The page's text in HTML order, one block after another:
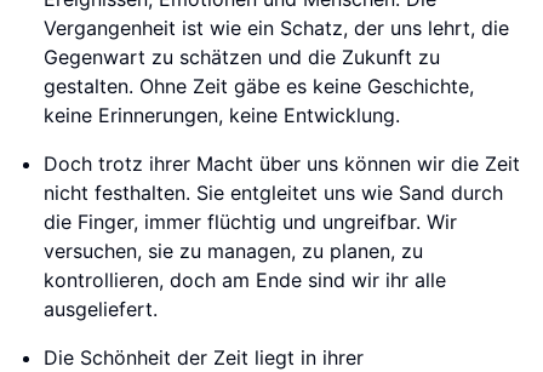
Vergangenheit ist wie ein Schatz, der uns lehrt, die
Gegenwart zu schätzen und die Zukunft zu
gestalten. Ohne Zeit gäbe es keine Geschichte,
keine Erinnerungen, keine Entwicklung.
Doch trotz ihrer Macht über uns können wir die Zeit
nicht festhalten. Sie entgleitet uns wie Sand durch
die Finger, immer flüchtig und ungreifbar. Wir
versuchen, sie zu managen, zu planen, zu
kontrollieren, doch am Ende sind wir ihr alle
ausgeliefert.
Die Schönheit der Zeit liegt in ihrer